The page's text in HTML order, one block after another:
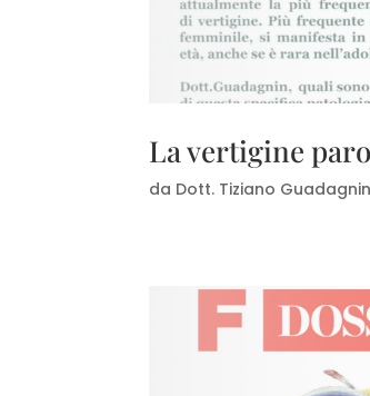
La vertigine
da Dott. Tiziano Guadagnin